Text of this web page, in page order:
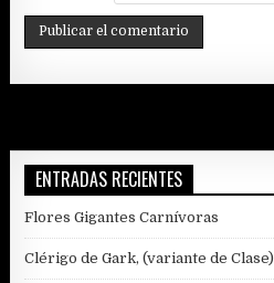
ENTRADAS RECIENTES
Flores Gigantes Carnívoras
Clérigo de Gark, (variante de Clase)